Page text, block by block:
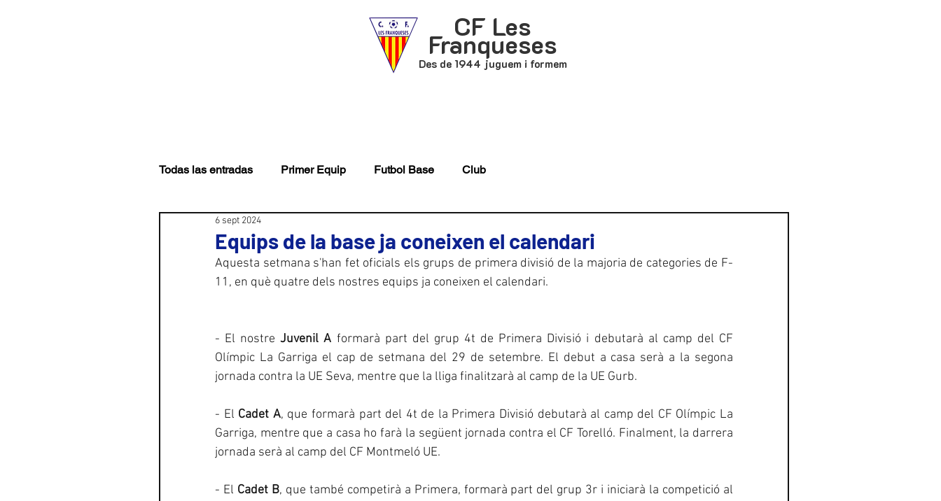
CF Les
Franqueses
Des de 1944 juguem i formem
Todas las entradas Primer Equip Futbol Base Club
Equips de la base ja coneixen el calendari
6 sept 2024
Aquesta setmana s'han fet oficials els grups de primera divisió de la majoria de categories de F-
11, en què quatre dels nostres equips ja coneixen el calendari.
- El nostre Juvenil A formarà part del grup 4t de Primera Divisió i debutarà al camp del CF
Olímpic La Garriga el cap de setmana del 29 de setembre. El debut a casa serà a la segona
jornada contra la UE Seva, mentre que la lliga finalitzarà al camp de la UE Gurb.
- El Cadet A, que formarà part del 4t de la Primera Divisió debutarà al camp del CF Olímpic La
Garriga, mentre que a casa ho farà la següent jornada contra el CF Torelló. Finalment, la darrera
jornada serà al camp del CF Montmeló UE.
- El Cadet B, que també competirà a Primera, formarà part del grup 3r i iniciarà la competició al